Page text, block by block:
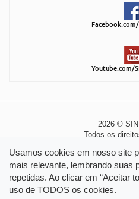
Facebook.com/
Youtube.com/
2026 ©
Todos os
Usamos cookies em nosso site
mais relevante, lembrando suas
repetidas. Ao clicar em “Aceitar
uso de TODOS os cookies.